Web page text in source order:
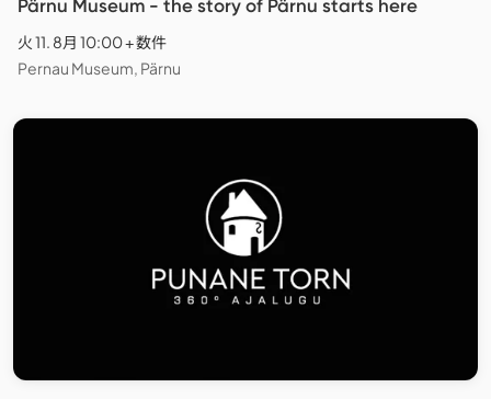
Pärnu Museum - the story of Pärnu starts here
火 11. 8月 10:00 + 数件
Pernau Museum, Pärnu